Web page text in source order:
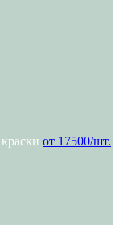
от 17500/шт.